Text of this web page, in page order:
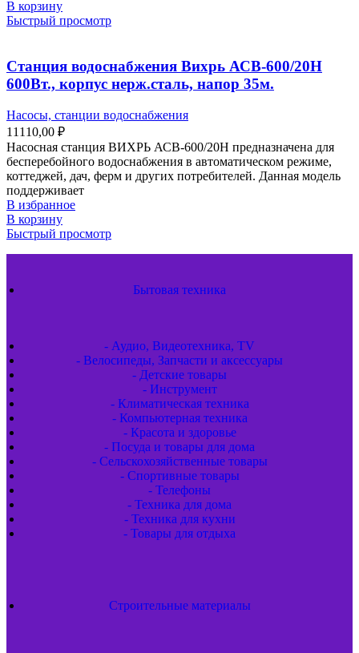
В корзину
Быстрый просмотр
Станция водоснабжения Вихрь АСВ-600/20Н
600Вт., корпус нерж.сталь, напор 35м.
Насосы, станции водоснабжения
11110,00 ₽
Насосная станция ВИХРЬ АСВ-600/20Н предназначена для
бесперебойного водоснабжения в автоматическом режиме,
коттеджей, дач, ферм и других потребителей. Данная модель
поддерживает
В избранное
В корзину
Быстрый просмотр
Бытовая техника
- Аудио, Видеотехника, TV
- Велосипеды, Запчасти и аксессуары
- Детские товары
- Инструмент
- Климатическая техника
- Компьютерная техника
- Красота и здоровье
- Посуда и товары для дома
- Сельскохозяйственные товары
- Спортивные товары
- Телефоны
- Техника для дома
- Техника для кухни
- Товары для отдыха
Строительные материалы